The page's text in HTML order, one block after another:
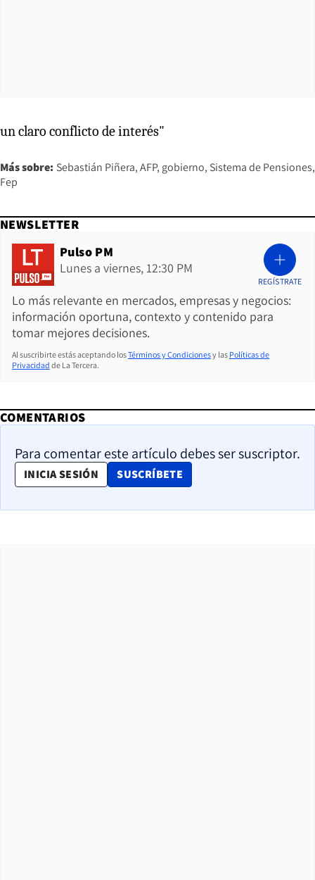
un claro conflicto de interés"
Más sobre: Sebastián Piñera AFP gobierno Sistema de Pensiones
Fep
NEWSLETTER
Pulso PM
Lunes a viernes, 12:30 PM
Lo más relevante en mercados, empresas y negocios:
información oportuna, contexto y contenido para
tomar mejores decisiones.
REGÍSTRATE
Al suscribirte estás aceptando losTérminos y Condicionesy las Políticas de
Privacidad de La Tercera.
COMENTARIOS
Para comentar este artículo debes ser suscriptor.
INICIA SESIÓN SUSCRÍBETE
OPENS IN NEW WINDOW